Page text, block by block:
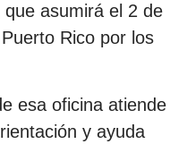
asumirá el 2 de
Rico por los
esa oficina atiende
y ayuda